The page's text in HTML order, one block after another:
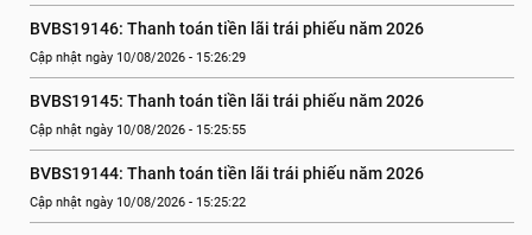
BVBS19146: Thanh toán tiền lãi trái phiếu năm 2026
Cập nhật ngày 10/08/2026 - 15:26:29
BVBS19145: Thanh toán tiền lãi trái phiếu năm 2026
Cập nhật ngày 10/08/2026 - 15:25:55
BVBS19144: Thanh toán tiền lãi trái phiếu năm 2026
Cập nhật ngày 10/08/2026 - 15:25:22